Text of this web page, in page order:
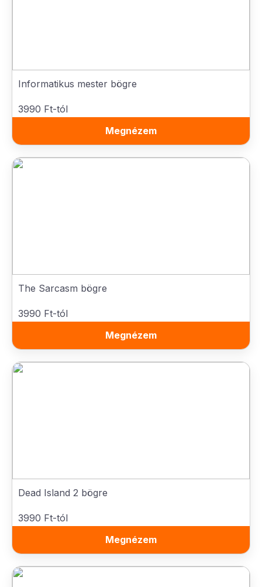
Informatikus mester bögre
3990 Ft-tól
Megnézem
The Sarcasm bögre
3990 Ft-tól
Megnézem
Dead Island 2 bögre
3990 Ft-tól
Megnézem